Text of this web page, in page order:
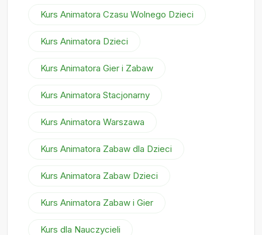
Kurs Animatora Czasu Wolnego Dzieci
Kurs Animatora Dzieci
Kurs Animatora Gier i Zabaw
Kurs Animatora Stacjonarny
Kurs Animatora Warszawa
Kurs Animatora Zabaw dla Dzieci
Kurs Animatora Zabaw Dzieci
Kurs Animatora Zabaw i Gier
Kurs dla Nauczycieli